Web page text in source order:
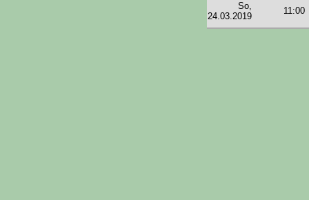
So,
24.03.2019
11:00